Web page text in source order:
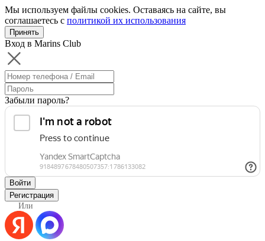
Мы используем файлы cookies. Оставаясь на сайте, вы
соглашаетесь с политикой их использования
Принять
Вход в Marins Club
Забыли пароль?
Войти
Регистрация
Или